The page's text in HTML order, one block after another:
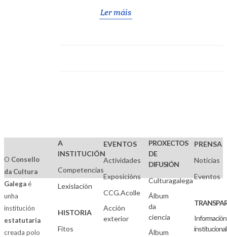
Ler máis
O Consello
da Cultura
Galegaé
unha
institución
estatutaria
creada polo
A
INSTITUCIÓN
Competencias
Lexislación
HISTORIA
Fitos
EVENTOS
Actividades
Exposicións
CCG.Acolle
Acción
exterior
PROXECTOS
DE
DIFUSIÓN
Culturagalega
Álbum
da
ciencia
Álbum
PRENSA
Noticias
Eventos
Información
institucional